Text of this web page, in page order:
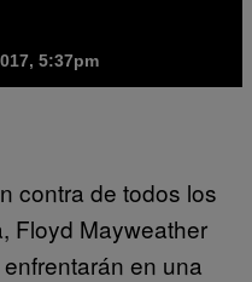
5:37pm
contra de todos los
Floyd Mayweather
en una